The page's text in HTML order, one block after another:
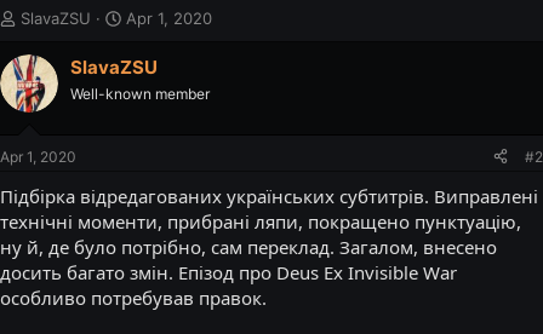
T
r
e
a
a
r
t
e
r
SlavaZSU
S
a
t
e
Apr 1, 2020
SlavaZSU
Well-known member
Apr 1, 2020 #2
Підбірка відредагованих українських субтитрів. Виправлені
технічні моменти, прибрані ляпи, покращено пунктуацію,
ну й, де було потрібно, сам переклад. Загалом, внесено
досить багато змін. Епізод про Deus Ex Invisible War
особливо потребував правок.